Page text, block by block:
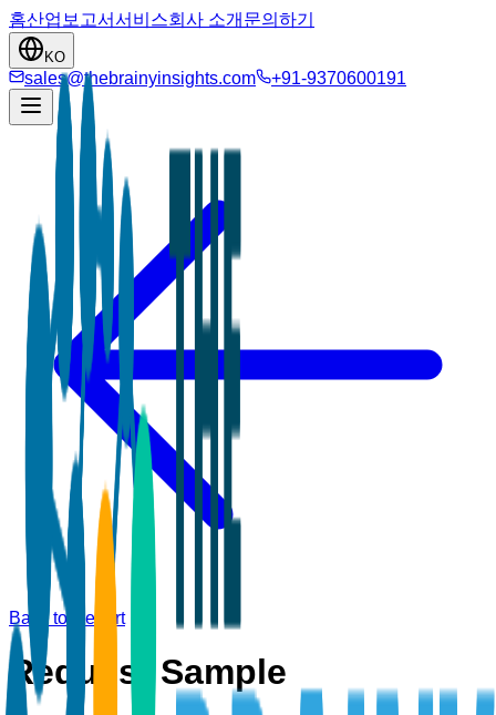
홈산업 보고서서비스회사 소개 문의하기
KO
sales@thebrainyinsights.com +91-9370600191
Back to Report
Request Sample